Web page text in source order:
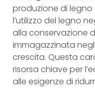
produzione di legno
l’utilizzo del legno
alla conservazione
immagazzinata
crescita. Questa
risorsa chiave per
alle esigenze di